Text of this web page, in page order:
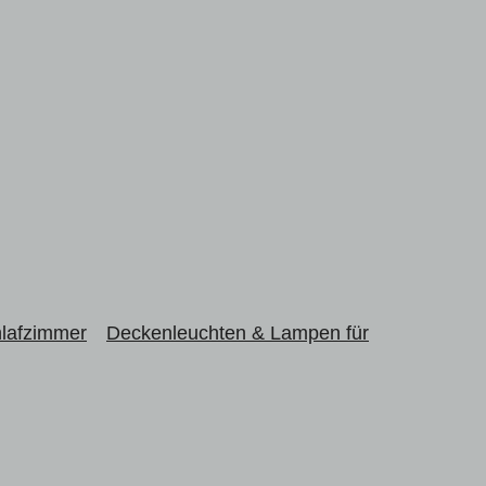
Deckenleuchten & Lampen für